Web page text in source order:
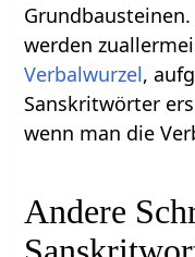
werden
Verbalwurzel,
Sanskritwörter
wenn man die
Andere